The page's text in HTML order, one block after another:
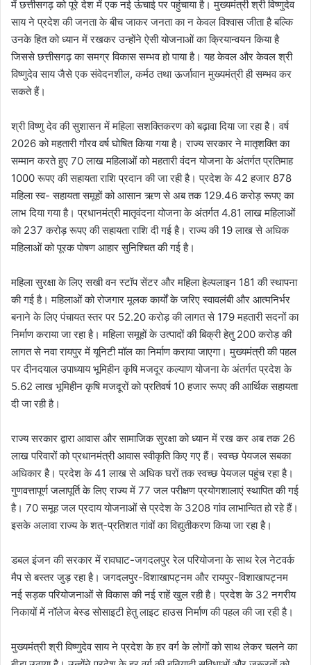
में छत्तीसगढ़ को पूरे देश में एक नई ऊंचाई पर पहुंचाया है। मुख्यमंत्री श्री विष्णुदेव
साय ने प्रदेश की जनता के बीच जाकर जनता का न केवल विश्वास जीता है बल्कि
उनके हित को ध्यान में रखकर उन्होंने ऐसी योजनाओं का क्रियान्वयन किया है
जिससे छत्तीसगढ़ का समग्र विकास सम्भव हो पाया है। यह केवल और केवल श्री
विष्णुदेव साय जैसे एक संवेदनशील, कर्मठ तथा ऊर्जावान मुख्यमंत्री ही सम्भव कर
सकते हैं।
श्री विष्णु देव की सुशासन में महिला सशक्तिकरण को बढ़ावा दिया जा रहा है। वर्ष
2026 को महतारी गौरव वर्ष घोषित किया गया है। राज्य सरकार ने मातृशक्ति का
सम्मान करते हुए 70 लाख महिलाओं को महतारी वंदन योजना के अंतर्गत प्रतिमाह
1000 रूपए की सहायता राशि प्रदान की जा रही है। प्रदेश के 42 हजार 878
महिला स्व- सहायता समूहों को आसान ऋण से अब तक 129.46 करोड़ रूपए का
लाभ दिया गया है। प्रधानमंत्री मातृवंदना योजना के अंतर्गत 4.81 लाख महिलाओं
को 237 करोड़ रूपए की सहायता राशि दी गई है। राज्य की 19 लाख से अधिक
महिलाओं को पूरक पोषण आहार सुनिश्चित की गई है।
महिला सुरक्षा के लिए सखी वन स्टॉप सेंटर और महिला हेल्पलाइन 181 की स्थापना
की गई है। महिलाओं को रोजगार मूलक कार्यों के जरिए स्वावलंबी और आत्मनिर्भर
बनाने के लिए पंचायत स्तर पर 52.20 करोड़ की लागत से 179 महतारी सदनों का
निर्माण कराया जा रहा है। महिला समूहों के उत्पादों की बिक्री हेतु 200 करोड़ की
लागत से नवा रायपुर में यूनिटी मॉल का निर्माण कराया जाएगा। मुख्यमंत्री की पहल
पर दीनदयाल उपाध्याय भूमिहीन कृषि मजदूर कल्याण योजना के अंतर्गत प्रदेश के
5.62 लाख भूमिहीन कृषि मजदूरों को प्रतिवर्ष 10 हजार रूपए की आर्थिक सहायता
दी जा रही है।
राज्य सरकार द्वारा आवास और सामाजिक सुरक्षा को ध्यान में रख कर अब तक 26
लाख परिवारों को प्रधानमंत्री आवास स्वीकृति किए गए हैं। स्वच्छ पेयजल सबका
अधिकार है। प्रदेश के 41 लाख से अधिक घरों तक स्वच्छ पेयजल पहुंच रहा है।
गुणवत्तापूर्ण जलापूर्ति के लिए राज्य में 77 जल परीक्षण प्रयोगशालाएं स्थापित की गई
है। 70 समूह जल प्रदाय योजनाओं से प्रदेश के 3208 गांव लाभान्वित हो रहे हैं।
इसके अलावा राज्य के शत्-प्रतिशत गांवों का विद्युतीकरण किया जा रहा है।
डबल इंजन की सरकार में रावघाट-जगदलपुर रेल परियोजना के साथ रेल नेटवर्क
मैप से बस्तर जुड़ रहा है। जगदलपुर-विशाखापट्नम और रायपुर-विशाखापट्नम
नई सड़क परियोजनाओं से विकास की नई राहें खुल रही है। प्रदेश के 32 नगरीय
निकायों में नॉलेज बेस्ड सोसाइटी हेतु लाइट हाउस निर्माण की पहल की जा रही है।
मुख्यमंत्री श्री विष्णुदेव साय ने प्रदेश के हर वर्ग के लोगों को साथ लेकर चलने का